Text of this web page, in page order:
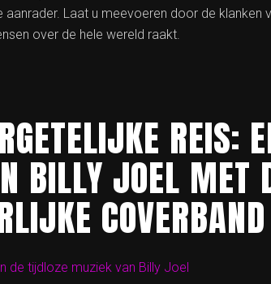
Laat u meevoeren door de klanken
over de hele wereld raakt.
REIS:
BILLY JOEL MET
COVERBAND
de tijdloze muziek van Billy Joel